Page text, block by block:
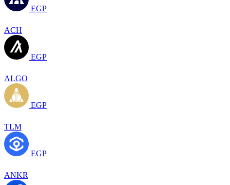
EGP
ACH
EGP
ALGO
EGP
TLM
EGP
ANKR